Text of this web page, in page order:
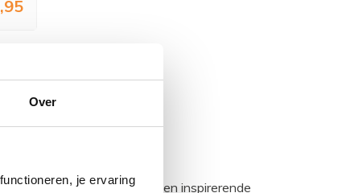
Over
je ervaring
Samen bouwen we een inspirerende